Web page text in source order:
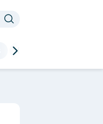
Die besten Sprüche